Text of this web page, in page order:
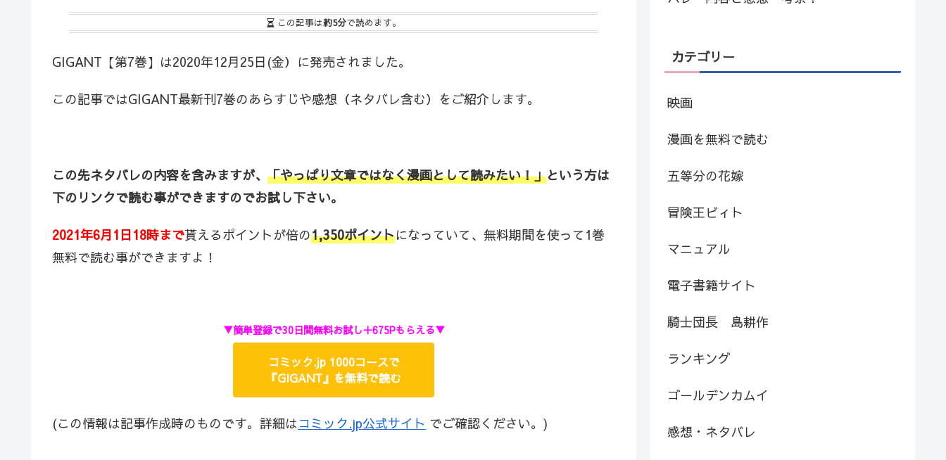
この記事は約5分で読めます。
GIGANT【第7巻】は2020年12月25日(金）に発売されました。
この記事ではGIGANT最新刊7巻のあらすじや感想（ネタバレ含む）をご紹介します。
この先ネタバレの内容を含みますが、 「やっぱり文章ではなく漫画として読みたい！」という方は
下のリンクで読む事ができますのでお試し下さい。
2021年6月1日18時まで貰えるポイントが倍の1,350ポイントになっていて、無料期間を使って1巻
無料で読む事ができますよ！
▼簡単登録で30日間無料お試し＋675Pもらえる▼
コミック.jp 1000コースで
『GIGANT』を無料で読む
(この情報は記事作成時のものです。詳細は コミック.jp公式サイト でご確認ください。)
カテゴリー
映画
漫画を無料で読む
五等分の花嫁
冒険王ビィト
マニュアル
電子書籍サイト
騎士団長 島耕作
ランキング
ゴールデンカムイ
感想・ネタバレ